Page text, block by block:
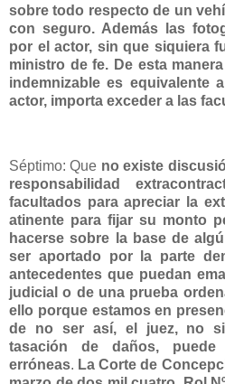
sobre todo respecto de un
con seguro. Además las
por el actor, sin que siquiera
ministro de fe. De esta
indemnizable es equivalente
actor, importa exceder a las
Séptimo: Que no existe
responsabilidad
facultados para apreciar la
atinente para fijar su monto
hacerse sobre la base de
ser aportado por la parte
antecedentes que puedan
judicial o de una prueba
ello porque estamos en
de no ser así, el juez, no
tasación de daños,
erróneas. La Corte de